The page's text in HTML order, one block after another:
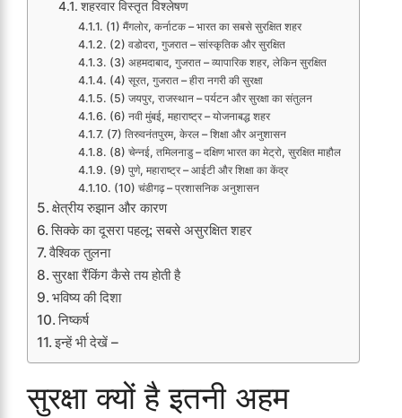
शहरवार विस्तृत विश्लेषण
(1) मैंगलोर, कर्नाटक – भारत का सबसे सुरक्षित शहर
(2) वडोदरा, गुजरात – सांस्कृतिक और सुरक्षित
(3) अहमदाबाद, गुजरात – व्यापारिक शहर, लेकिन सुरक्षित
(4) सूरत, गुजरात – हीरा नगरी की सुरक्षा
(5) जयपुर, राजस्थान – पर्यटन और सुरक्षा का संतुलन
(6) नवी मुंबई, महाराष्ट्र – योजनाबद्ध शहर
(7) तिरुवनंतपुरम, केरल – शिक्षा और अनुशासन
(8) चेन्नई, तमिलनाडु – दक्षिण भारत का मेट्रो, सुरक्षित माहौल
(9) पुणे, महाराष्ट्र – आईटी और शिक्षा का केंद्र
(10) चंडीगढ़ – प्रशासनिक अनुशासन
क्षेत्रीय रुझान और कारण
सिक्के का दूसरा पहलू: सबसे असुरक्षित शहर
वैश्विक तुलना
सुरक्षा रैंकिंग कैसे तय होती है
भविष्य की दिशा
निष्कर्ष
इन्हें भी देखें –
सुरक्षा क्यों है इतनी अहम